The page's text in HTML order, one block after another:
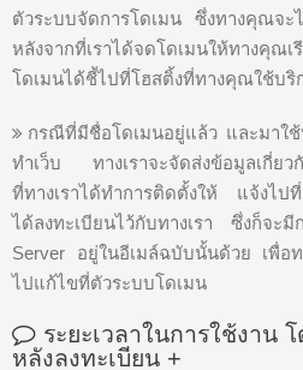
ตัวระบบจัดการโดเมน ซึ่งทางคุณจะ
หลังจากที่เราได้จดโดเมนให้ทางคุ
โดเมนได้ชี้ไปที่โฮสติ้งที่ทางคุณใช้บริ
กรณีที่มีชื่อโดเมนอยู่แล้ว และมาใ
ทำเว็บ ทางเราจะจัดส่งข้อมูลเกี่ยว
ที่ทางเราได้ทำการติดตั้งให้ แจ้งไป
ได้ลงทะเบียนไว้กับทางเรา ซึ่งก็จะ
Server อยู่ในอีเมล์ฉบับนั้นด้วย เพื่อ
ไปแก้ไขที่ตัวระบบโดเมน
ระยะเวลาในการใช้งาน
หลังลงทะเบียน +